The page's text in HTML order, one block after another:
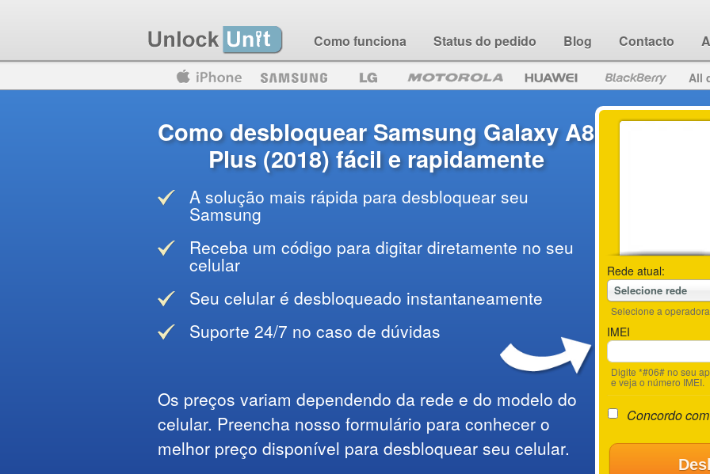
Como funciona Status do pedido Blog Contacto
Blackberry All
Rede atual:
Selecione rede
Selecione a
IMEI
Digite *#06# no seu
e veja o número IMEI.
Concordo
Como desbloquear Samsung Galaxy A8
Plus (2018) fácil e rapidamente
A solução mais rápida para desbloquear seu
Samsung
Receba um código para digitar diretamente no seu
celular
Seu celular é desbloqueado instantaneamente
Suporte 24/7 no caso de dúvidas
Os preços variam dependendo da rede e do modelo do
celular. Preencha nosso formulário para conhecer o
melhor preço disponível para desbloquear seu celular.